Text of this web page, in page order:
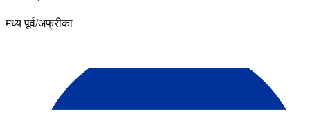
मध्य पूर्व/अफ्रीका​​